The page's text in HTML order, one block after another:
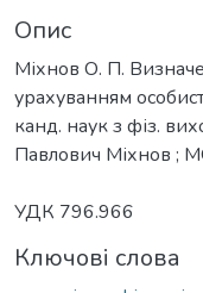
Опис
Міхнов О. П.
урахуванням
канд. наук з фіз.
Павлович Міхнов ;
УДК 796.966
Ключові слова